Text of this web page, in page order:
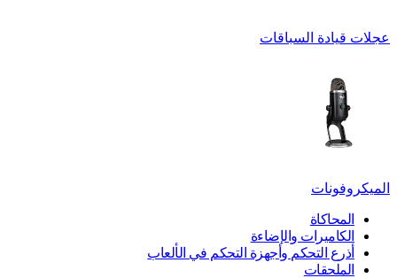
عجلات قيادة السباقات
الميكروفونات
المحاكاة
الكاميرات والإضاءة
أذرع التحكم وأجهزة التحكم في الألعاب
الملحقات